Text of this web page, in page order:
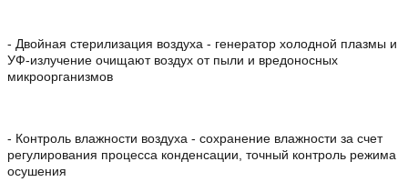
- Двойная стерилизация воздуха - генератор холодной плазмы и
УФ-излучение очищают воздух от пыли и вредоносных
микроорганизмов
- Контроль влажности воздуха - сохранение влажности за счет
регулирования процесса конденсации, точный контроль режима
осушения